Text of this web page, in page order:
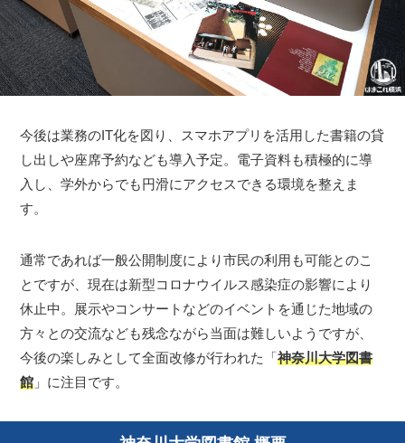
今後は業務のIT化を図り、スマホアプリを活用した書籍の貸
し出しや座席予約なども導入予定。電子資料も積極的に導
入し、学外からでも円滑にアクセスできる環境を整えま
す。
通常であれば一般公開制度により市民の利用も可能とのこ
とですが、現在は新型コロナウイルス感染症の影響により
休止中。展示やコンサートなどのイベントを通じた地域の
方々との交流なども残念ながら当面は難しいようですが、
今後の楽しみとして全面改修が行われた「神奈川大学図書
館 」に注目です。